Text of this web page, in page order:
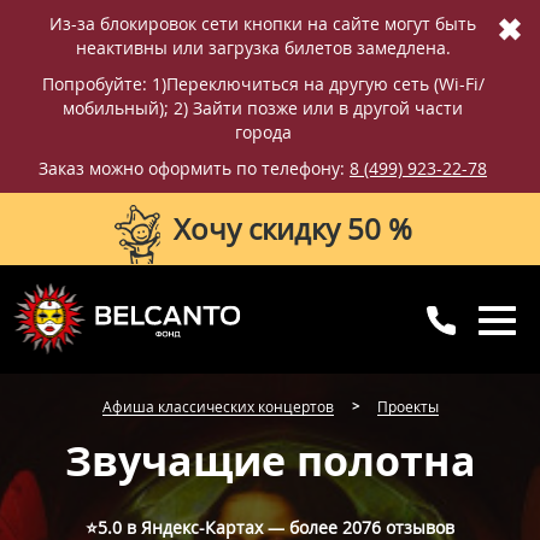
Из-за блокировок сети кнопки на сайте могут быть
неактивны или загрузка билетов замедлена.
Попробуйте: 1)Переключиться на другую сеть (Wi-Fi/
мобильный); 2) Зайти позже или в другой части
города
Заказ можно оформить по телефону: 8 (499) 923-22-78
✖
Хочу скидку 50 %
8 (499) 923-22-78
8 (800) 770-09-71
для регионов
Афиша классических концертов Проекты
Звучащие полотна
⭐5.0 в Яндекс-Картах — более 2076 отзывов